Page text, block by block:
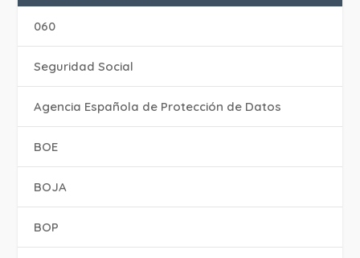
060
Seguridad Social
Agencia Española de Protección de Datos
BOE
BOJA
BOP